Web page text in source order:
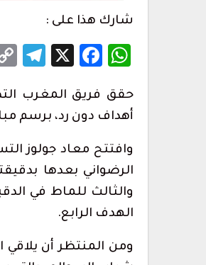
شارك هذا على :
WhatsApp
X
حقق فريق المغرب
أهداف دون رد، برسم مباريات الدور الـ
وافتتح معاد جولوز
الرضواني بعدها
الهدف الرابع.
ومن المنتظر أن يلاقي
المغرب
تحديات
أغسطس 7, 2026
تطوان
أغسطس 6, 2026
بتطوان
أغسطس 5, 2026
الحرس